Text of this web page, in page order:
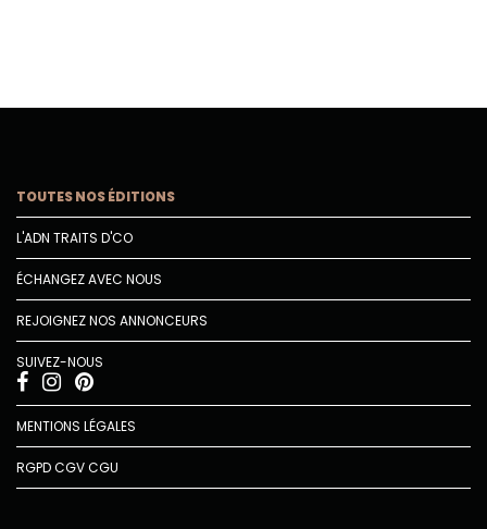
TOUTES NOS ÉDITIONS
L'ADN TRAITS D'CO
ÉCHANGEZ AVEC NOUS
REJOIGNEZ NOS ANNONCEURS
SUIVEZ-NOUS
MENTIONS LÉGALES
RGPDCGVCGU